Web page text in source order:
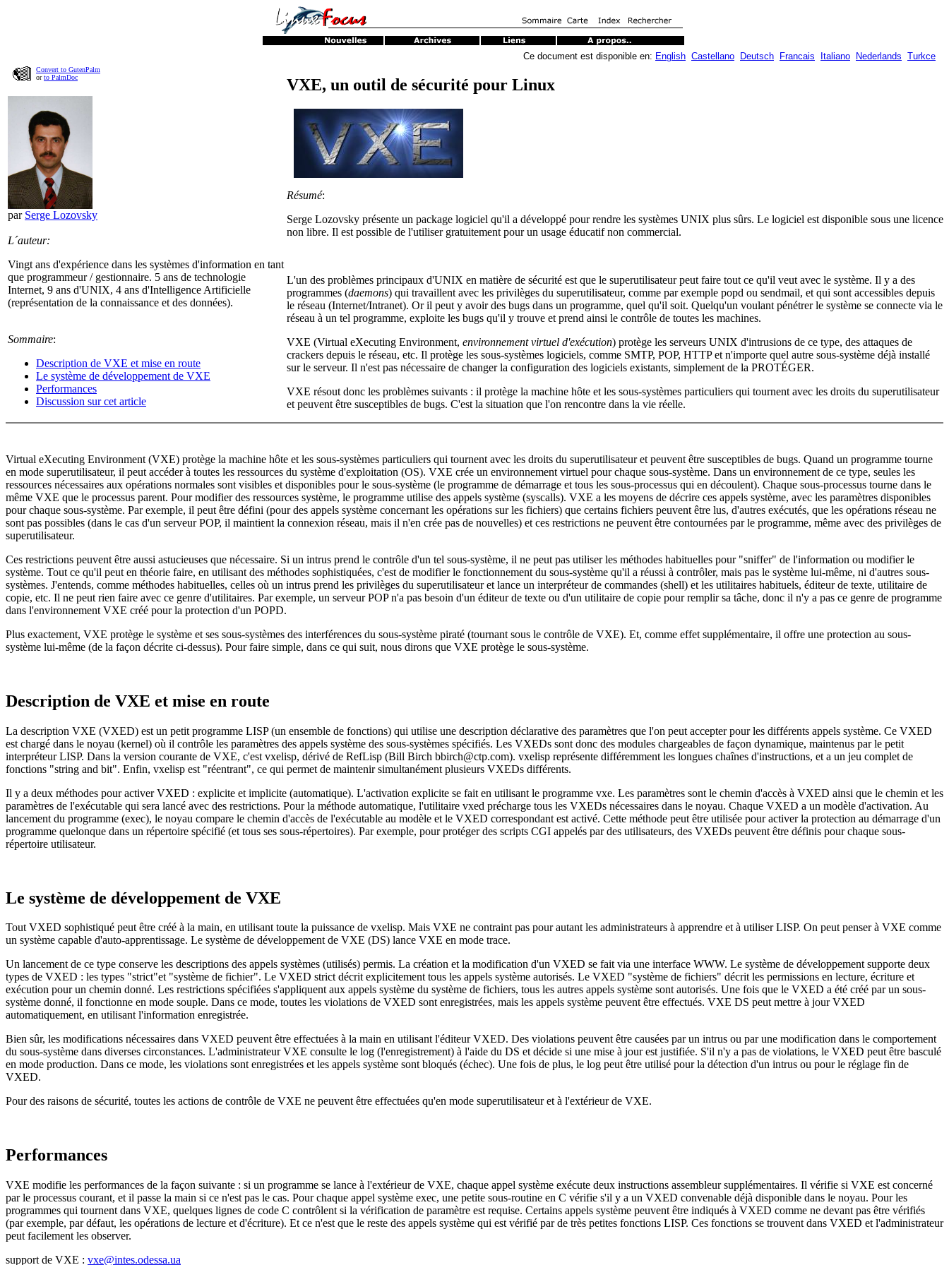
Ce document est disponible en: English Castellano Deutsch Francais Italiano Nederlands Turkce
Convert to GutenPalm
orto PalmDoc
par Serge Lozovsky
L´auteur:
Vingt ans d'expérience dans les systèmes d'information en tant
que programmeur / gestionnaire. 5 ans de technologie
Internet, 9 ans d'UNIX, 4 ans d'Intelligence Artificielle
(représentation de la connaissance et des données).
Sommaire:
Description de VXE et mise en route
Le système de développement de VXE
Performances
Discussion sur cet article
VXE, un outil de sécurité pour Linux
Résumé:
Serge Lozovsky présente un package logiciel qu'il a développé pour rendre les systèmes UNIX plus sûrs. Le logiciel est disponible sous une licence
non libre. Il est possible de l'utiliser gratuitement pour un usage éducatif non commercial.
L'un des problèmes principaux d'UNIX en matière de sécurité est que le superutilisateur peut faire tout ce qu'il veut avec le système. Il y a des
programmes (daemons) qui travaillent avec les privilèges du superutilisateur, comme par exemple popd ou sendmail, et qui sont accessibles depuis
le réseau (Internet/Intranet). Or il peut y avoir des bugs dans un programme, quel qu'il soit. Quelqu'un voulant pénétrer le système se connecte via le
réseau à un tel programme, exploite les bugs qu'il y trouve et prend ainsi le contrôle de toutes les machines.
VXE (Virtual eXecuting Environment, environnement virtuel d'exécution) protège les serveurs UNIX d'intrusions de ce type, des attaques de
crackers depuis le réseau, etc. Il protège les sous-systèmes logiciels, comme SMTP, POP, HTTP et n'importe quel autre sous-système déjà installé
sur le serveur. Il n'est pas nécessaire de changer la configuration des logiciels existants, simplement de la PROTÉGER.
VXE résout donc les problèmes suivants : il protège la machine hôte et les sous-systèmes particuliers qui tournent avec les droits du superutilisateur
et peuvent être susceptibles de bugs. C'est la situation que l'on rencontre dans la vie réelle.
Virtual eXecuting Environment (VXE) protège la machine hôte et les sous-systèmes particuliers qui tournent avec les droits du superutilisateur et peuvent être susceptibles de bugs. Quand un programme tourne
en mode superutilisateur, il peut accéder à toutes les ressources du système d'exploitation (OS). VXE crée un environnement virtuel pour chaque sous-système. Dans un environnement de ce type, seules les
ressources nécessaires aux opérations normales sont visibles et disponibles pour le sous-système (le programme de démarrage et tous les sous-processus qui en découlent). Chaque sous-processus tourne dans le
même VXE que le processus parent. Pour modifier des ressources système, le programme utilise des appels système (syscalls). VXE a les moyens de décrire ces appels système, avec les paramètres disponibles
pour chaque sous-système. Par exemple, il peut être défini (pour des appels système concernant les opérations sur les fichiers) que certains fichiers peuvent être lus, d'autres exécutés, que les opérations réseau ne
sont pas possibles (dans le cas d'un serveur POP, il maintient la connexion réseau, mais il n'en crée pas de nouvelles) et ces restrictions ne peuvent être contournées par le programme, même avec des privilèges de
superutilisateur.
Ces restrictions peuvent être aussi astucieuses que nécessaire. Si un intrus prend le contrôle d'un tel sous-système, il ne peut pas utiliser les méthodes habituelles pour "sniffer" de l'information ou modifier le
système. Tout ce qu'il peut en théorie faire, en utilisant des méthodes sophistiquées, c'est de modifier le fonctionnement du sous-système qu'il a réussi à contrôler, mais pas le système lui-même, ni d'autres sous-
systèmes. J'entends, comme méthodes habituelles, celles où un intrus prend les privilèges du superutilisateur et lance un interpréteur de commandes (shell) et les utilitaires habituels, éditeur de texte, utilitaire de
copie, etc. Il ne peut rien faire avec ce genre d'utilitaires. Par exemple, un serveur POP n'a pas besoin d'un éditeur de texte ou d'un utilitaire de copie pour remplir sa tâche, donc il n'y a pas ce genre de programme
dans l'environnement VXE créé pour la protection d'un POPD.
Plus exactement, VXE protège le système et ses sous-systèmes des interférences du sous-système piraté (tournant sous le contrôle de VXE). Et, comme effet supplémentaire, il offre une protection au sous-
système lui-même (de la façon décrite ci-dessus). Pour faire simple, dans ce qui suit, nous dirons que VXE protège le sous-système.
Description de VXE et mise en route
La description VXE (VXED) est un petit programme LISP (un ensemble de fonctions) qui utilise une description déclarative des paramètres que l'on peut accepter pour les différents appels système. Ce VXED
est chargé dans le noyau (kernel) où il contrôle les paramètres des appels système des sous-systèmes spécifiés. Les VXEDs sont donc des modules chargeables de façon dynamique, maintenus par le petit
interpréteur LISP. Dans la version courante de VXE, c'est vxelisp, dérivé de RefLisp (Bill Birch bbirch@ctp.com). vxelisp représente différemment les longues chaînes d'instructions, et a un jeu complet de
fonctions "string and bit". Enfin, vxelisp est "réentrant", ce qui permet de maintenir simultanément plusieurs VXEDs différents.
Il y a deux méthodes pour activer VXED : explicite et implicite (automatique). L'activation explicite se fait en utilisant le programme vxe. Les paramètres sont le chemin d'accès à VXED ainsi que le chemin et les
paramètres de l'exécutable qui sera lancé avec des restrictions. Pour la méthode automatique, l'utilitaire vxed précharge tous les VXEDs nécessaires dans le noyau. Chaque VXED a un modèle d'activation. Au
lancement du programme (exec), le noyau compare le chemin d'accès de l'exécutable au modèle et le VXED correspondant est activé. Cette méthode peut être utilisée pour activer la protection au démarrage d'un
programme quelonque dans un répertoire spécifié (et tous ses sous-répertoires). Par exemple, pour protéger des scripts CGI appelés par des utilisateurs, des VXEDs peuvent être définis pour chaque sous-
répertoire utilisateur.
Le système de développement de VXE
Tout VXED sophistiqué peut être créé à la main, en utilisant toute la puissance de vxelisp. Mais VXE ne contraint pas pour autant les administrateurs à apprendre et à utiliser LISP. On peut penser à VXE comme
un système capable d'auto-apprentissage. Le système de développement de VXE (DS) lance VXE en mode trace.
Un lancement de ce type conserve les descriptions des appels systèmes (utilisés) permis. La création et la modification d'un VXED se fait via une interface WWW. Le système de développement supporte deux
types de VXED : les types "strict"et "système de fichier". Le VXED strict décrit explicitement tous les appels système autorisés. Le VXED "système de fichiers" décrit les permissions en lecture, écriture et
exécution pour un chemin donné. Les restrictions spécifiées s'appliquent aux appels système du système de fichiers, tous les autres appels système sont autorisés. Une fois que le VXED a été créé par un sous-
système donné, il fonctionne en mode souple. Dans ce mode, toutes les violations de VXED sont enregistrées, mais les appels système peuvent être effectués. VXE DS peut mettre à jour VXED
automatiquement, en utilisant l'information enregistrée.
Bien sûr, les modifications nécessaires dans VXED peuvent être effectuées à la main en utilisant l'éditeur VXED. Des violations peuvent être causées par un intrus ou par une modification dans le comportement
du sous-système dans diverses circonstances. L'administrateur VXE consulte le log (l'enregistrement) à l'aide du DS et décide si une mise à jour est justifiée. S'il n'y a pas de violations, le VXED peut être basculé
en mode production. Dans ce mode, les violations sont enregistrées et les appels système sont bloqués (échec). Une fois de plus, le log peut être utilisé pour la détection d'un intrus ou pour le réglage fin de
VXED.
Pour des raisons de sécurité, toutes les actions de contrôle de VXE ne peuvent être effectuées qu'en mode superutilisateur et à l'extérieur de VXE.
Performances
VXE modifie les performances de la façon suivante : si un programme se lance à l'extérieur de VXE, chaque appel système exécute deux instructions assembleur supplémentaires. Il vérifie si VXE est concerné
par le processus courant, et il passe la main si ce n'est pas le cas. Pour chaque appel système exec, une petite sous-routine en C vérifie s'il y a un VXED convenable déjà disponible dans le noyau. Pour les
programmes qui tournent dans VXE, quelques lignes de code C contrôlent si la vérification de paramètre est requise. Certains appels système peuvent être indiqués à VXED comme ne devant pas être vérifiés
(par exemple, par défaut, les opérations de lecture et d'écriture). Et ce n'est que le reste des appels système qui est vérifié par de très petites fonctions LISP. Ces fonctions se trouvent dans VXED et l'administrateur
peut facilement les observer.
support de VXE : vxe@intes.odessa.ua